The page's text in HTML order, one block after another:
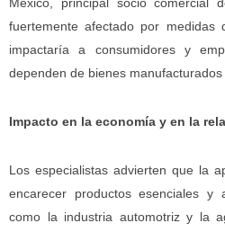
fuertemente afectado por
impactaría a consumidores y
dependen de bienes
Impacto en la economía y en la
Los especialistas advierten que la
encarecer productos esenciales y
como la industria automotriz y la